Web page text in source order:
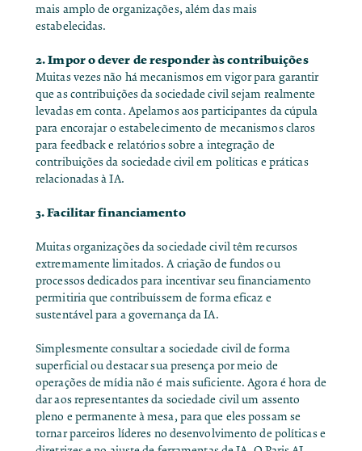
mais amplo de organizações, além das mais
estabelecidas.
2. Impor o dever de responder às contribuições
Muitas vezes não há mecanismos em vigor para garantir
que as contribuições da sociedade civil sejam realmente
levadas em conta. Apelamos aos participantes da cúpula
para encorajar o estabelecimento de mecanismos claros
para feedback e relatórios sobre a integração de
contribuições da sociedade civil em políticas e práticas
relacionadas à IA.
3.Facilitar financiamento
Muitas organizações da sociedade civil têm recursos
extremamente limitados. A criação de fundos ou
processos dedicados para incentivar seu financiamento
permitiria que contribuíssem de forma eficaz e
sustentável para a governança da IA.
Simplesmente consultar a sociedade civil de forma
superficial ou destacar sua presença por meio de
operações de mídia não é mais suficiente. Agora é hora de
dar aos representantes da sociedade civil um assento
pleno e permanente à mesa, para que eles possam se
tornar parceiros líderes no desenvolvimento de políticas e